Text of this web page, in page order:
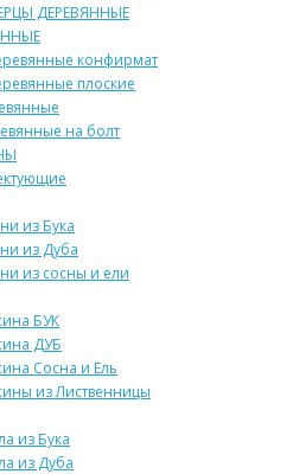
ДЕРЕВЯННЫЕ
конфирмат
плоские
на болт
из Бука
из Дуба
из сосны и ели
БУК
ДУБ
Сосна и Ель
из Лиственницы
из Бука
из Дуба